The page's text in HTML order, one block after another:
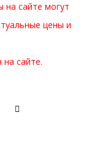
на сайте могут
цены и
сайте.